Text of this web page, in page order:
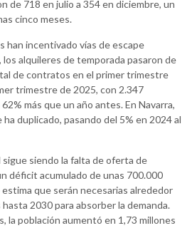
de 718 en julio a 354 en diciembre, un
cinco meses.
han incentivado vías de escape
alquileres de temporada pasaron de
de contratos en el primer trimestre
trimestre de 2025, con 2.347
más que un año antes. En Navarra,
duplicado, pasando del 5% en 2024 al
siendo la falta de oferta de
déficit acumulado de unas 700.000
que serán necesarias alrededor
2030 para absorber la demanda.
la población aumentó en 1,73 millones